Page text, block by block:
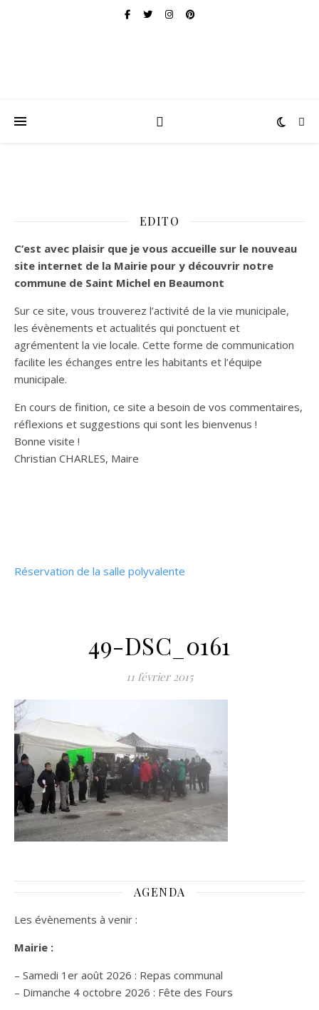
EDITO
C’est avec plaisir que je vous accueille sur le nouveau
site internet de la Mairie pour y découvrir notre
commune de Saint Michel en Beaumont
Sur ce site, vous trouverez l’activité de la vie municipale,
les évènements et actualités qui ponctuent et
agrémentent la vie locale. Cette forme de communication
facilite les échanges entre les habitants et l’équipe
municipale.
En cours de finition, ce site a besoin de vos commentaires,
réflexions et suggestions qui sont les bienvenus !
Bonne visite !
Christian CHARLES, Maire
Réservation de la salle polyvalente
49-DSC_0161
11 février 2015
AGENDA
Les évènements à venir :
Mairie :
– Samedi 1er août 2026 : Repas communal
– Dimanche 4 octobre 2026 : Fête des Fours